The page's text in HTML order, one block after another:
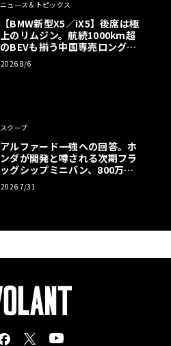
ニュース＆トピックス
【BMW新型X5／iX5】後席は極
上のリムジン。航続1000km超
のBEVも揃う中国専売ロング仕
様の全貌
2026 8/6
スクープ
アルファード一強への回答。ホ
ンダが開発と噂される次期フラ
ッグシップミニバン、800万円
超の勝算【予想CG】
2026 7/31